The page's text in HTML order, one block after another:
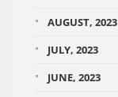
AUGUST, 2023
JULY, 2023
JUNE, 2023